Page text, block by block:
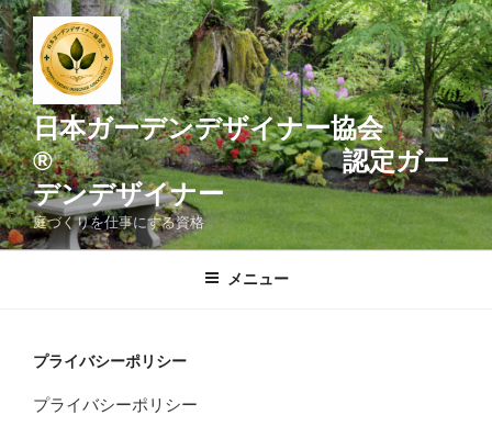
コ
ン
テ
ン
ツ
へ
ス
キ
ッ
プ
日本ガーデンデザイナー協会
® 認定ガー
デンデザイナー
庭づくりを仕事にする資格
メニュー
プライバシーポリシー
プライバシーポリシー